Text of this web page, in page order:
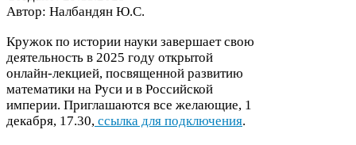
Автор: Налбандян Ю.С.
Кружок по истории науки завершает свою
деятельность в 2025 году открытой
онлайн-​лекцией, посвященной развитию
математики на Руси и в Российской
империи. Приглашаются все желающие, 1
декабря, 17.30, ссылка для подключения.